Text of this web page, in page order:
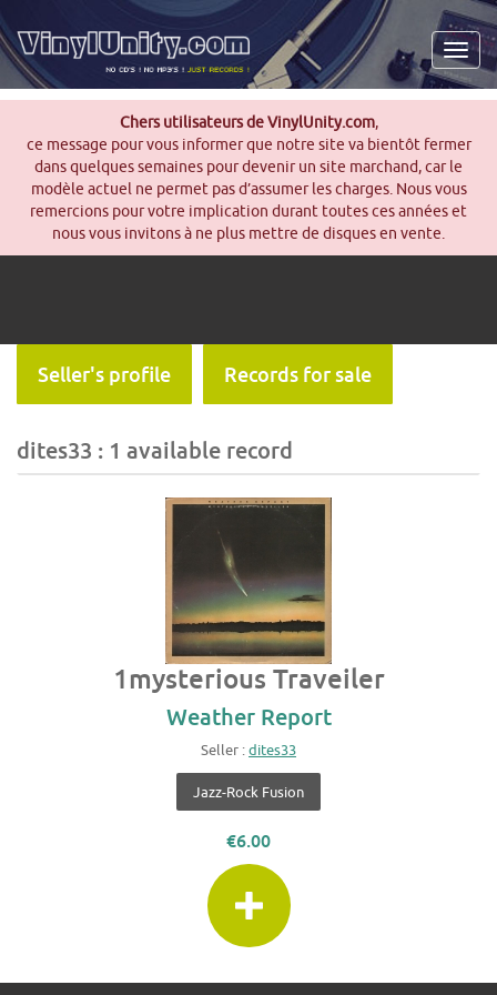
Chers utilisateurs de VinylUnity.com,
ce message pour vous informer que notre site va bientôt fermer
dans quelques semaines pour devenir un site marchand, car le
modèle actuel ne permet pas d’assumer les charges. Nous vous
remercions pour votre implication durant toutes ces années et
nous vous invitons à ne plus mettre de disques en vente.
Seller's profile Records for sale
dites33 : 1 available record
1mysterious Traveiler
Weather Report
Seller :dites33
Jazz-Rock Fusion
€6.00